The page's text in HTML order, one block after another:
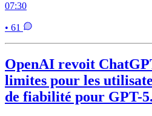
07:30
• 61
OpenAI revoit
limites pour les
de fiabilité pour GPT-